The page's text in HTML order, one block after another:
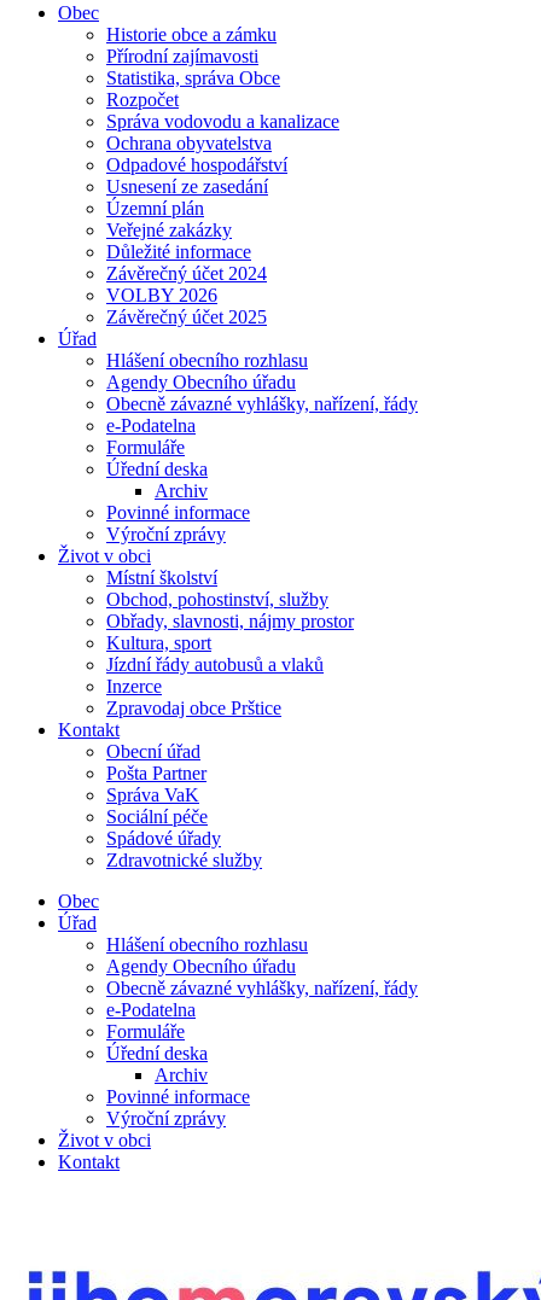
Obec
Historie obce a zámku
Přírodní zajímavosti
Statistika, správa Obce
Rozpočet
Správa vodovodu a kanalizace
Ochrana obyvatelstva
Odpadové hospodářství
Usnesení ze zasedání
Územní plán
Veřejné zakázky
Důležité informace
Závěrečný účet 2024
VOLBY 2026
Závěrečný účet 2025
Úřad
Hlášení obecního rozhlasu
Agendy Obecního úřadu
Obecně závazné vyhlášky, nařízení, řády
e-Podatelna
Formuláře
Úřední deska
Archiv
Povinné informace
Výroční zprávy
Život v obci
Místní školství
Obchod, pohostinství, služby
Obřady, slavnosti, nájmy prostor
Kultura, sport
Jízdní řády autobusů a vlaků
Inzerce
Zpravodaj obce Prštice
Kontakt
Obecní úřad
Pošta Partner
Správa VaK
Sociální péče
Spádové úřady
Zdravotnické služby
Obec
Úřad
Hlášení obecního rozhlasu
Agendy Obecního úřadu
Obecně závazné vyhlášky, nařízení, řády
e-Podatelna
Formuláře
Úřední deska
Archiv
Povinné informace
Výroční zprávy
Život v obci
Kontakt